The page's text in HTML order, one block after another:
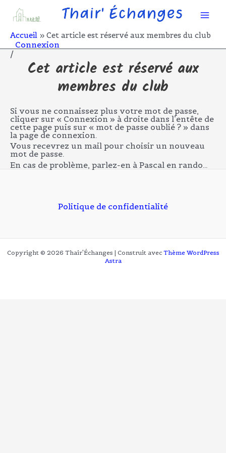
contenu
Accueil Cet article est réservé aux membres du club
Connexion
/
Cet article est réservé aux
membres du club
Si vous ne connaissez plus votre mot de passe,
cliquer sur « Connexion » à droite dans l’entête de
cette page puis sur « mot de passe oublié ? » dans
la page de connexion.
Vous recevrez un mail pour choisir un nouveau
mot de passe.
En cas de problème, parlez-en à Pascal en rando…
Politique de confidentialité
Copyright © 2026 Thair'Échanges | Construit avec Thème WordPress
Astra